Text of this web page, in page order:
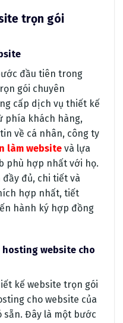
trọn gói
đầu tiên trong
gói chuyên
cấp dịch vụ thiết kế
phía khách hàng,
về cá nhân, công ty
làm website và lựa
phù hợp nhất với họ.
đủ, chi tiết và
hợp nhất, tiết
hành ký hợp đồng
hosting website cho
kế website trọn gói
cho website của
sẵn. Đây là một bước